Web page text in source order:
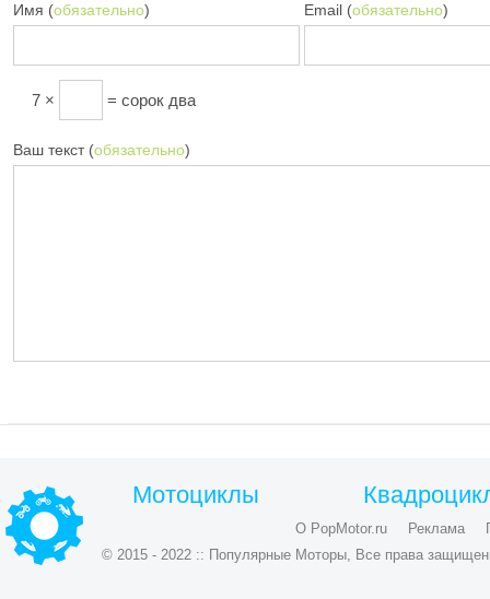
Имя (обязательно) Email (обязательно)
7 × = сорок два
Ваш текст (обязательно)
Мотоциклы
О PopMotor.ru Реклама
© 2015 - 2022 :: Популярные Моторы, Все права